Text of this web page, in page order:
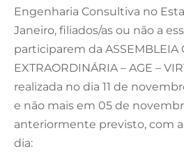
Engenharia Consultiva no
Janeiro, filiados/as ou não a
participarem da ASSEMBLEIA
EXTRAORDINÁRIA – AGE –
realizada no dia 11 de
e não mais em 05 de
anteriormente previsto, com
dia: